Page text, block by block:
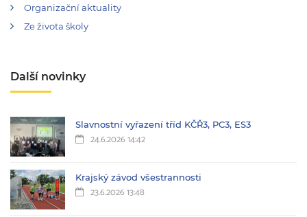
Organizační aktuality
Ze života školy
Další novinky
Slavnostní vyřazení tříd KČŘ3, PC3, ES3
24.6.2026 14:42
Krajský závod všestrannosti
23.6.2026 13:48